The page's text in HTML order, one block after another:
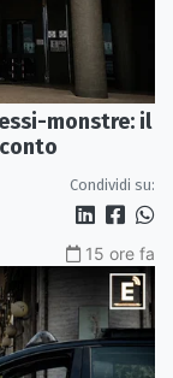
monstre: il
Condividi su:
15 ore fa